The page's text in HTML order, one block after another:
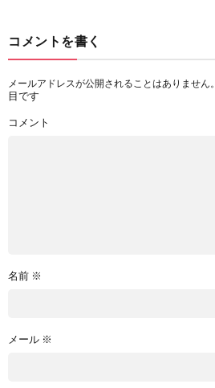
コメントを書く
メールアドレスが公開されることはありません。
目です
コメント
名前 ※
メール ※